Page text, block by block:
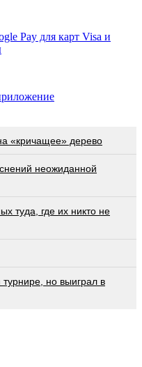
Pay для карт Visa и
«кричащее» дерево
неожиданной
туда, где их никто не
но выиграл в